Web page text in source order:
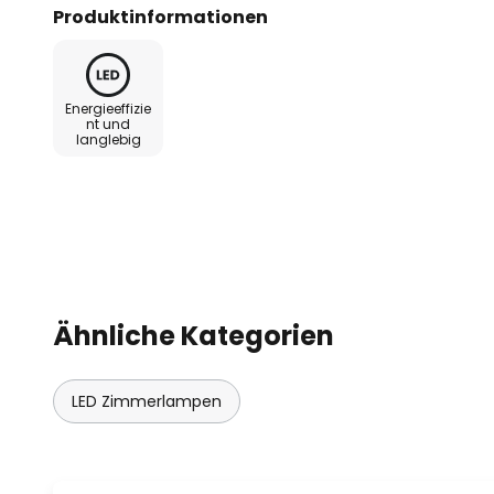
- Farbtemperatur einstellbar:
- dimmbar
Produktinformationen
Energieeffizie
nt und
langlebig
Ähnliche Kategorien
LED Zimmerlampen